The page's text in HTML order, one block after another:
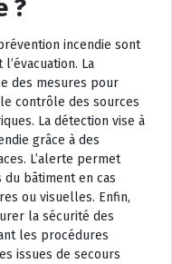
?
incendie sont
La
des mesures pour
contrôle des sources
La détection vise à
grâce à des
L’alerte permet
bâtiment en cas
ou visuelles. Enfin,
la sécurité des
les procédures
issues de secours